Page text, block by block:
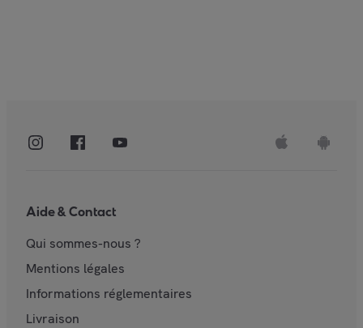
Aide & Contact
Qui sommes-nous ?
Mentions légales
Informations réglementaires
Livraison